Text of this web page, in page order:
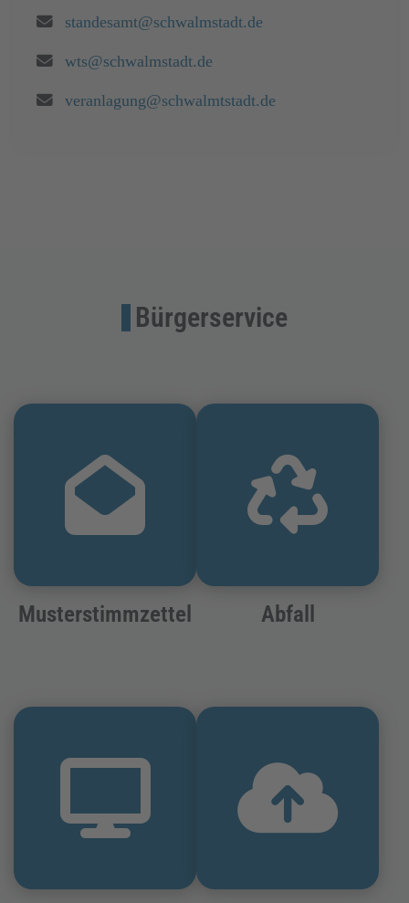
Email:
standesamt@schwalmstadt.de
Email:
wts@schwalmstadt.de
Email:
veranlagung@schwalmtstadt.de
Bürgerservice
Musterstimmzettel Abfall